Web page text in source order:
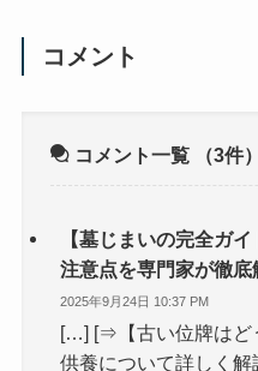
コメント
コメント一覧 （3件）
【墓じまいの完全ガ
注意点を専門家が徹
2025年9月24日 10:37 PM
[…] [⇒【古い位牌はど
供養について詳しく